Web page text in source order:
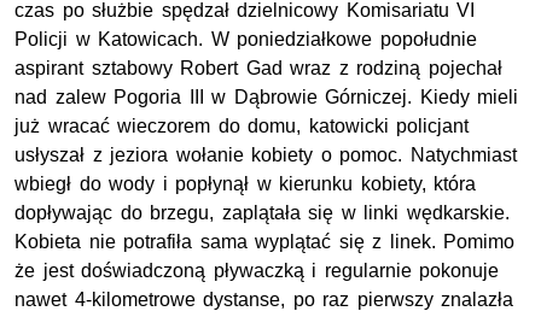
czas po służbie spędzał dzielnicowy Komisariatu VI
Policji w Katowicach. W poniedziałkowe popołudnie
aspirant sztabowy Robert Gad wraz z rodziną pojechał
nad zalew Pogoria III w Dąbrowie Górniczej. Kiedy mieli
już wracać wieczorem do domu, katowicki policjant
usłyszał z jeziora wołanie kobiety o pomoc. Natychmiast
wbiegł do wody i popłynął w kierunku kobiety, która
dopływając do brzegu, zaplątała się w linki wędkarskie.
Kobieta nie potrafiła sama wyplątać się z linek. Pomimo
że jest doświadczoną pływaczką i regularnie pokonuje
nawet 4-kilometrowe dystanse, po raz pierwszy znalazła